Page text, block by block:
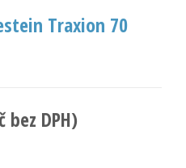
Traxion 70
bez DPH)